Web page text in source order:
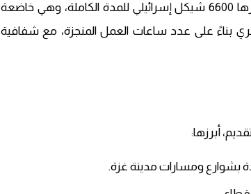
أما من حيث المخصصات المالية، فقد حُددت ميزانية إجمالية قدرها 6600 شيكل إسرائيلي للمدة الكاملة، وهي خاضعة
بناءً على عدد ساعات العمل المنجزة، مع شفافية
أبرزها:
بشوارع ومسارات مدينة غزة.